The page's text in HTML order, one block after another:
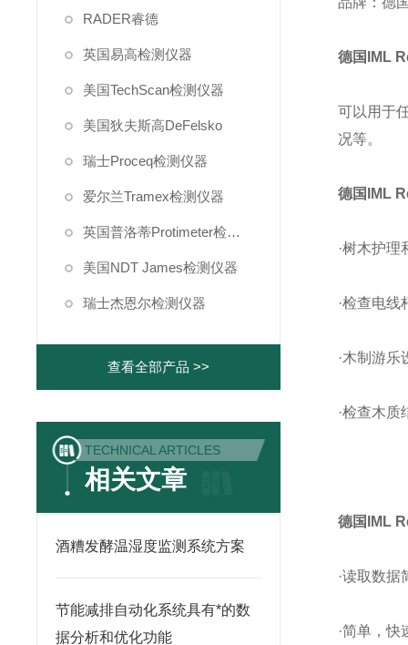
RADER睿德
英国易高检测仪器
美国TechScan检测仪器
美国狄夫斯高DeFelsko
瑞士Proceq检测仪器
爱尔兰Tramex检测仪器
英国普洛蒂Protimeter检测仪器
美国NDT James检测仪器
瑞士杰恩尔检测仪器
查看全部产品 >>
TECHNICAL ARTICLES
相关文章
酒糟发酵温湿度监测系统方案
节能减排自动化系统具有*的数
据分析和优化功能
德国IML
可以用于
况等。
德国IML
·树木护
·检查电线
·木制游乐
·检查木
德国IML
·读取数据
·简单，